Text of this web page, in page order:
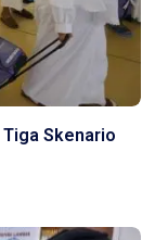
Skenario